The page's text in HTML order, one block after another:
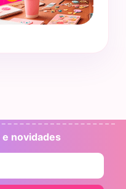
e novidades